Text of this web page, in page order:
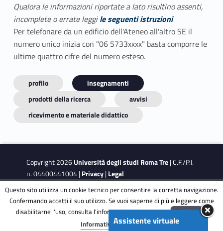
Qualora le informazioni riportate a lato risultino assenti,
incomplete o errate leggile seguenti istruzioni
Per telefonare da un edificio dell'Ateneo all'altro SE il
numero unico inizia con "06 5733xxxx" basta comporre le
ultime quattro cifre del numero esteso.
profilo
insegnamenti
prodotti della ricerca
avvisi
ricevimento e materiale didattico
Copyright 2026Università degli studi Roma Tre| C.F./P.I.
n. 04400441004 |Privacy|Legal
Notes|Accessibility Accessibility Target
Assistente virtuale
This site is protected by reCAPTCHA and the GooglePrivacy
Terms of Serviceapply.
Questo sito utilizza un cookie tecnico per consentire la corretta navigazione.
Confermando accetti il suo utilizzo. Se vuoi saperne di più e leggere come
disabilitarne l'uso, consulta l'informativa estesa.ENG
Accetta
Informativa completa